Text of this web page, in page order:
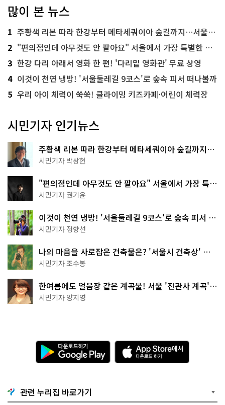
많이 본 뉴스
1 주황색 리본 따라 한강부터 메타세쿼이아 숲길까지…서울둘레길 15코스
2 "편의점인데 아무것도 안 팔아요" 서울에서 가장 특별한 편의점의 정체
3 한강 다리 아래서 영화 한 편! '다리밑 영화관' 무료 상영
4 이것이 천연 냉방! '서울둘레길 9코스'로 숲속 피서 떠나볼까
5 우리 아이 체력이 쑥쑥! 클라이밍 키즈카페·어린이 체력장
시민기자 인기뉴스
주황색 리본 따라 한강부터 메타세쿼이아 숲길까지…
서울둘레길 15코스
시민기자 박상현
"편의점인데 아무것도 안 팔아요" 서울에서 가장 특별
한 편의점의 정체
시민기자 권기윤
이것이 천연 냉방! '서울둘레길 9코스'로 숲속 피서 떠
나볼까
시민기자 정향선
나의 마음을 사로잡은 건축물은? '서울시 건축상' 수
상작 공개!
시민기자 조수봉
한여름에도 얼음장 같은 계곡물! 서울 '진관사 계곡'이
천국이네~
시민기자 양지영
다
운
로
기
G
A
p
p
관련 누리집 바로가기